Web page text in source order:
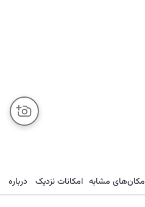
ارسال
مکان‌های مشابه امکانات نزدیک درباره